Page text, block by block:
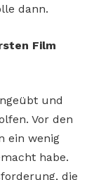
dann.
Film
und
Vor den
ein wenig
habe.
die